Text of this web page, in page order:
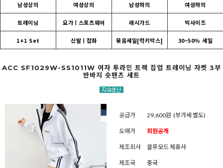
남성상의 여성상의 남성하의 여성하의
트레이닝 요가ㅣ스포츠웨어 래시가드 빅사이즈
1+1 Set 신발ㅣ잡화 묶음세일[럭키박스] 30~50% 세일
ACC SF1029W-SS1011W 여자 투라인 트랙 집업 트레이닝 자켓 3부
반바지 숏팬츠 세트
공급가 29,600원 (부가세 별도)
도매가 회원공개
제조회사 블루모드 제휴사
제조국 중국